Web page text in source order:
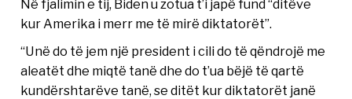
Në fjalimin e tij, Biden u zotua t’i japë fund “ditëve
kur Amerika i merr me të mirë diktatorët”.
“Unë do të jem një president i cili do të qëndrojë me
aleatët dhe miqtë tanë dhe do t’ua bëjë të qartë
kundërshtarëve tanë, se ditët kur diktatorët janë